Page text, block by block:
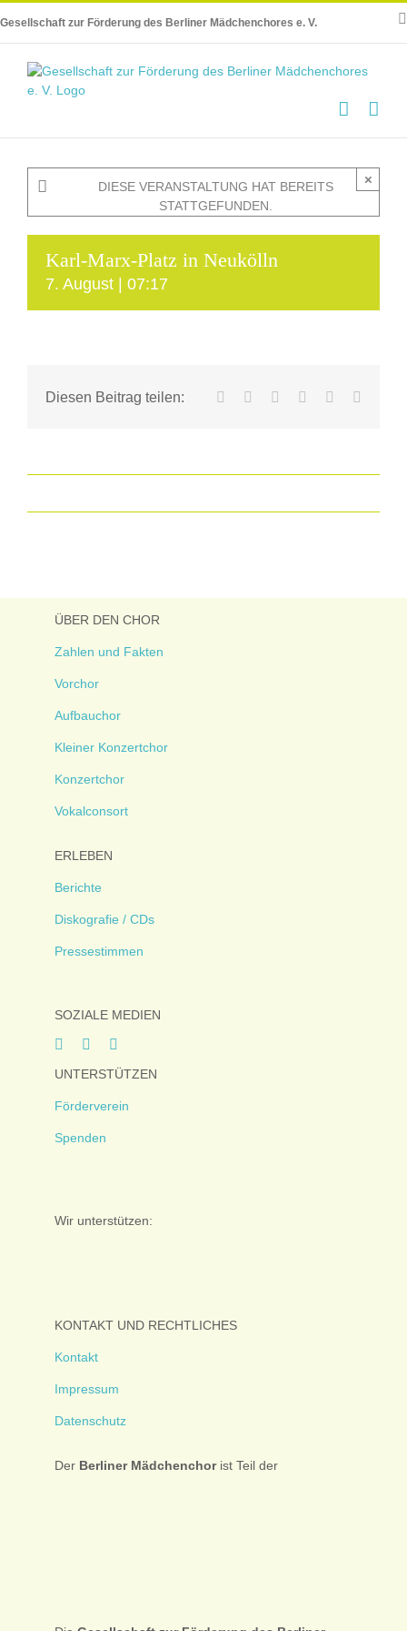
to
content
Gesellschaft zur Förderung des Berliner Mädchenchores e. V.
DIESE VERANSTALTUNG HAT BEREITS
STATTGEFUNDEN.
×
Karl-Marx-Platz in Neukölln
7. August | 07:17
Diesen Beitrag teilen: Facebook LinkedInWhatsApp
Tumblr
ÜBER DEN CHOR
Zahlen und Fakten
Vorchor
Aufbauchor
Kleiner Konzertchor
Konzertchor
Vokalconsort
ERLEBEN
Berichte
Diskografie / CDs
Pressestimmen
SOZIALE MEDIEN
UNTERSTÜTZEN
Förderverein
Spenden
Wir unterstützen:
KONTAKT UND RECHTLICHES
Kontakt
Impressum
Datenschutz
Der Berliner Mädchenchorist Teil der